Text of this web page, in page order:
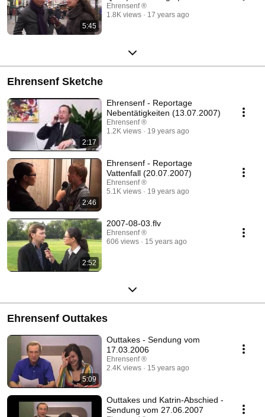
5:45
Ehrensenf ®
1.8K views
17 years ago
Ehrensenf Sketche
2:17
Ehrensenf - Reportage
Nebentätigkeiten (13.07.2007)
Ehrensenf ®
1.2K views
19 years ago
2:46
Ehrensenf - Reportage
Vattenfall (20.07.2007)
Ehrensenf ®
5.1K views
19 years ago
2:52
2007-08-03.flv
Ehrensenf ®
606 views
15 years ago
Ehrensenf Outtakes
5:09
Outtakes - Sendung vom
17.03.2006
Ehrensenf ®
2.4K views
15 years ago
Outtakes und Katrin-Abschied -
Sendung vom 27.06.2007